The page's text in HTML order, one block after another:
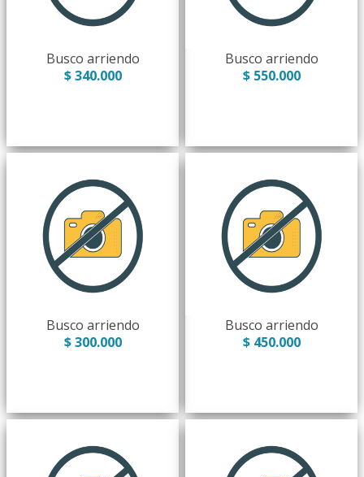
Busco arriendo
$ 340.000
Busco arriendo
$ 550.000
Busco arriendo
$ 300.000
Busco arriendo
$ 450.000